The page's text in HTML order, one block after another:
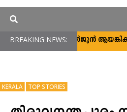
BREAKING NEWS:അർജുൻ ആയങ്കിക്കായി
KERALA TOP STORIES